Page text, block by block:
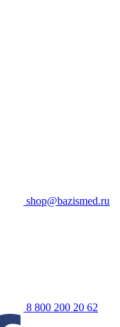
shop@bazismed.ru
8 800 200 20 62